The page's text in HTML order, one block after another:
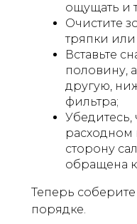
ощущать и
Очистите
тряпки
Вставьте
половину,
другую,
фильтра;
Убедитесь,
расходном
сторону
обращена
Теперь
порядке.